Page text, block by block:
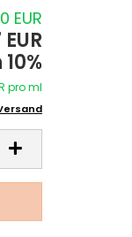
EUR
pro ml